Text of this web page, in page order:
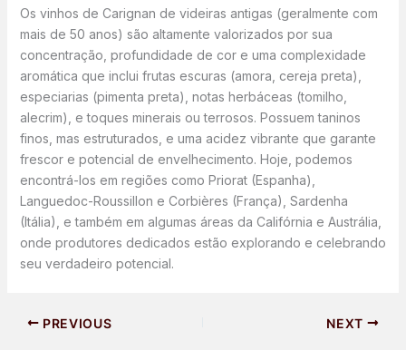
Os vinhos de Carignan de videiras antigas (geralmente com
mais de 50 anos) são altamente valorizados por sua
concentração, profundidade de cor e uma complexidade
aromática que inclui frutas escuras (amora, cereja preta),
especiarias (pimenta preta), notas herbáceas (tomilho,
alecrim), e toques minerais ou terrosos. Possuem taninos
finos, mas estruturados, e uma acidez vibrante que garante
frescor e potencial de envelhecimento. Hoje, podemos
encontrá-los em regiões como Priorat (Espanha),
Languedoc-Roussillon e Corbières (França), Sardenha
(Itália), e também em algumas áreas da Califórnia e Austrália,
onde produtores dedicados estão explorando e celebrando
seu verdadeiro potencial.
PREVIOUS NEXT